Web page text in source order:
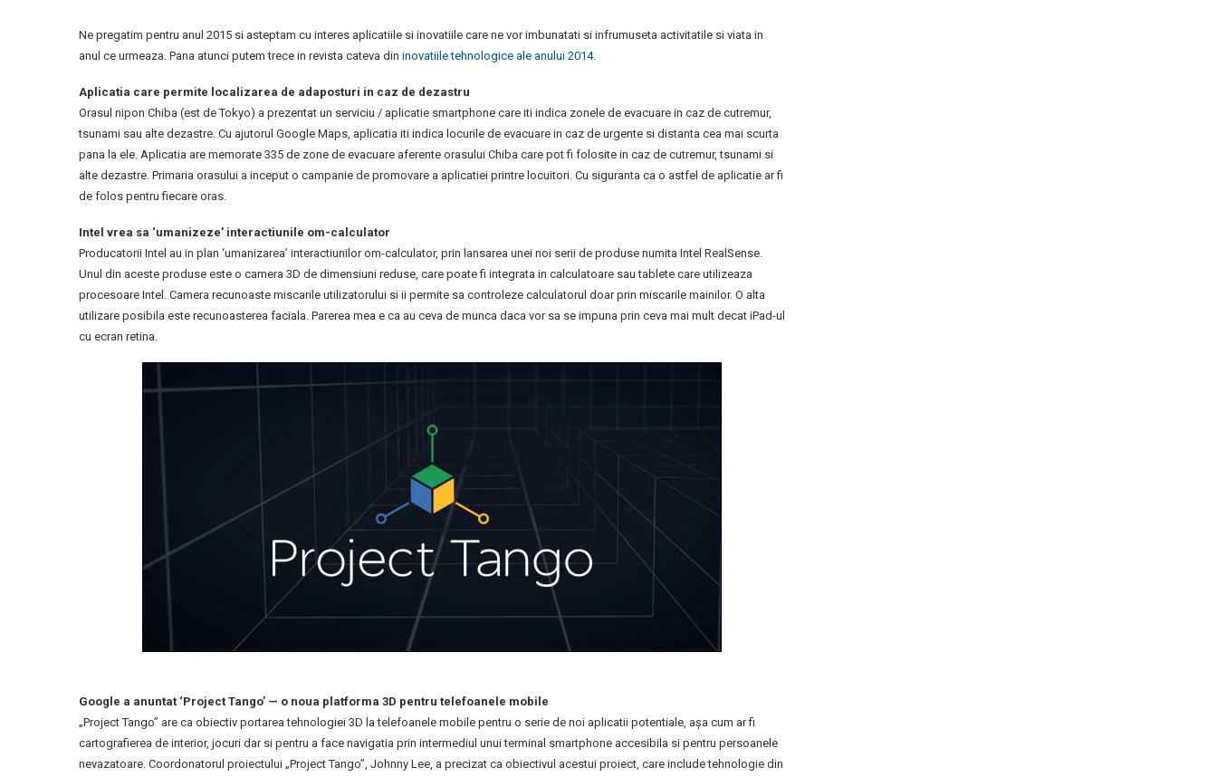
Ne pregatim pentru anul 2015 si asteptam cu interes aplicatiile si inovatiile care ne vor imbunatati si infrumuseta activitatile si viata in
anul ce urmeaza. Pana atunci putem trece in revista cateva din inovatiile tehnologice ale anului 2014.
Aplicatia care permite localizarea de adaposturi in caz de dezastru
Orasul nipon Chiba (est de Tokyo) a prezentat un serviciu / aplicatie smartphone care iti indica zonele de evacuare in caz de cutremur,
tsunami sau alte dezastre. Cu ajutorul Google Maps, aplicatia iti indica locurile de evacuare in caz de urgente si distanta cea mai scurta
pana la ele. Aplicatia are memorate 335 de zone de evacuare aferente orasului Chiba care pot fi folosite in caz de cutremur, tsunami si
alte dezastre. Primaria orasului a inceput o campanie de promovare a aplicatiei printre locuitori. Cu siguranta ca o astfel de aplicatie ar fi
de folos pentru fiecare oras.
Intel vrea sa ‘umanizeze’ interactiunile om-calculator
Producatorii Intel au in plan ‘umanizarea’ interactiunilor om-calculator, prin lansarea unei noi serii de produse numita Intel RealSense.
Unul din aceste produse este o camera 3D de dimensiuni reduse, care poate fi integrata in calculatoare sau tablete care utilizeaza
procesoare Intel. Camera recunoaste miscarile utilizatorului si ii permite sa controleze calculatorul doar prin miscarile mainilor. O alta
utilizare posibila este recunoasterea faciala. Parerea mea e ca au ceva de munca daca vor sa se impuna prin ceva mai mult decat iPad-ul
cu ecran retina.
Google a anuntat ‘Project Tango’ — o noua platforma 3D pentru telefoanele mobile
„Project Tango” are ca obiectiv portarea tehnologiei 3D la telefoanele mobile pentru o serie de noi aplicatii potentiale, așa cum ar fi
cartografierea de interior, jocuri dar si pentru a face navigatia prin intermediul unui terminal smartphone accesibila si pentru persoanele
nevazatoare. Coordonatorul proiectului „Project Tango”, Johnny Lee, a precizat ca obiectivul acestui proiect, care include tehnologie din